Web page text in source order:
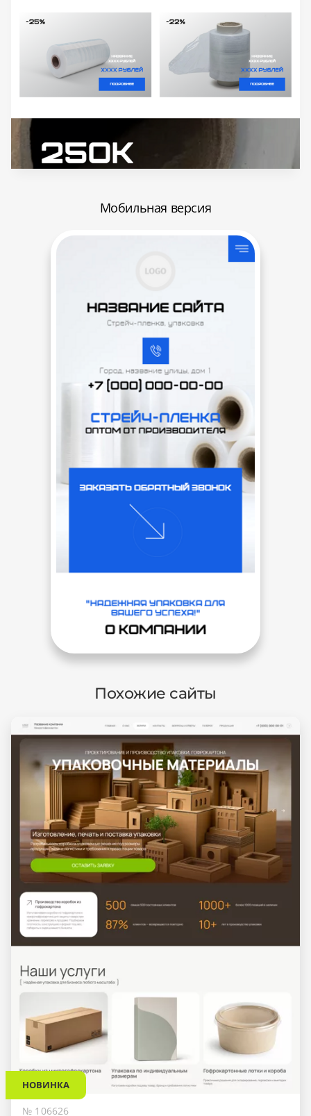
Мобильная версия
Похожие сайты
НОВИНКА
№ 106626